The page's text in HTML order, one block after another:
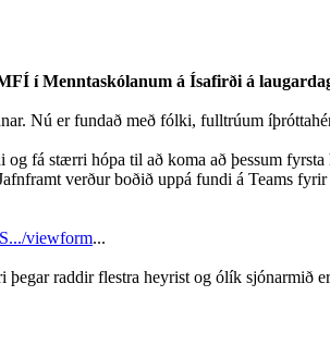
í Menntaskólanum á Ísafirði á
Nú er fundað með fólki, fulltrúum
fá stærri hópa til að koma að þessum
verður boðið uppá fundi á Teams
viewform...
raddir flestra heyrist og ólík sjónarmið